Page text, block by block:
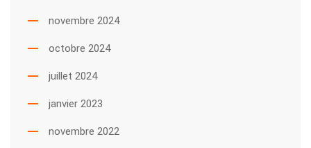
novembre 2024
octobre 2024
juillet 2024
janvier 2023
novembre 2022